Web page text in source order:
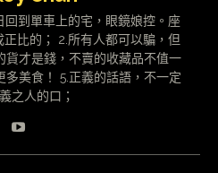
回到單車上的宅，眼鏡娘控。座
比的； 2.所有人都可以騙，但
貨才是錢，不賣的收藏品不值一
美食！ 5.正義的話語，不一定
之人的口；